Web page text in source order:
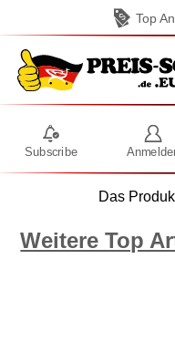
Top
Subscribe
Das
Weitere Top